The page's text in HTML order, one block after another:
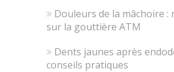
Douleurs de la mâchoire :
sur la gouttière ATM
Dents jaunes après
conseils pratiques